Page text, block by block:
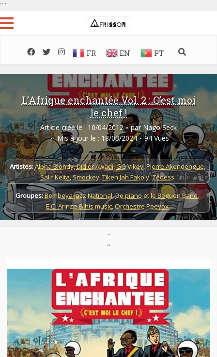
" "
FR EN PT
L’Afrique enchantée Vol. 2 : C’est moi
le chef !
Article créé le : 10/04/2012 par Nago Seck
Mis à jour le : 18/03/2024
94 Vues
Artistes:Alpha Blondy,Didier Awadi,GG Vikey,Pierre Akendengue,
Salif Keïta,Smockey,Tiken Jah Fakoly,Zêdess
Groupes:Bembeya Jazz National,De piano et le Beguen Band,
E.C. Arinze & his music,Orchestre Peevox
Congo Kinshasa
Styles:Afro-pop,Afro-rap,Highlife,Musique mandingue,
Rumba congolaise
World / Musique du monde
Support : CD Parution : 02/04/2012
"
"